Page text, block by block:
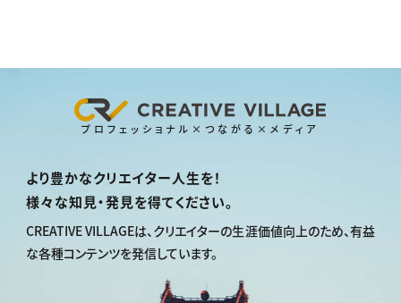
プロフェッショナル×つながる×メディア
より豊かなクリエイター人生を！
様々な知見・発見を得てください。
CREATIVE VILLAGEは、クリエイターの生涯価値向上のため、有益
な各種コンテンツを発信しています。